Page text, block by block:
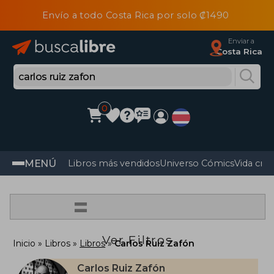
Envío a todo Costa Rica por solo ₡1490
Enviar a
Costa Rica
0
MENÚ Libros más vendidosUniverso CómicsVida
=
Ver Filtros
Inicio Libros Libros Carlos Ruiz Zafón
Carlos Ruiz Zafón